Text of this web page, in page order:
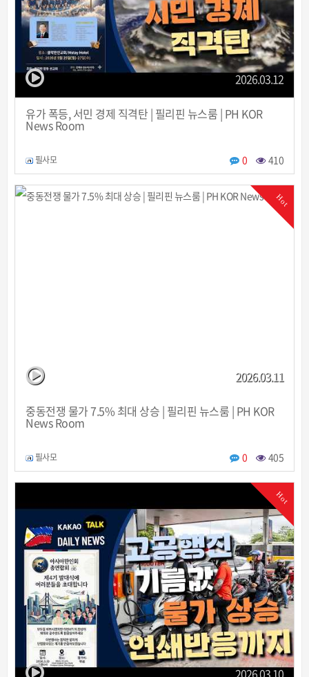
2026.03.12
유가 폭등, 서민 경제 직격탄 | 필리핀 뉴스룸 | PH KOR
News Room
필사모 0 410
Hot
2026.03.11
중동전쟁 물가 7.5% 최대 상승 | 필리핀 뉴스룸 | PH KOR
News Room
필사모 0 405
Hot